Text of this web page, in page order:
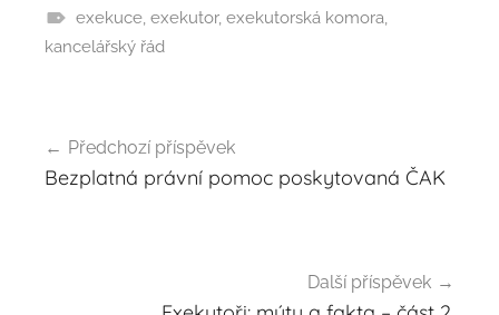
exekuce, exekutor, exekutorská komora,
kancelářský řád
Navigace
pro
Předchozí příspěvek
Bezplatná právní pomoc poskytovaná ČAK
Další příspěvek